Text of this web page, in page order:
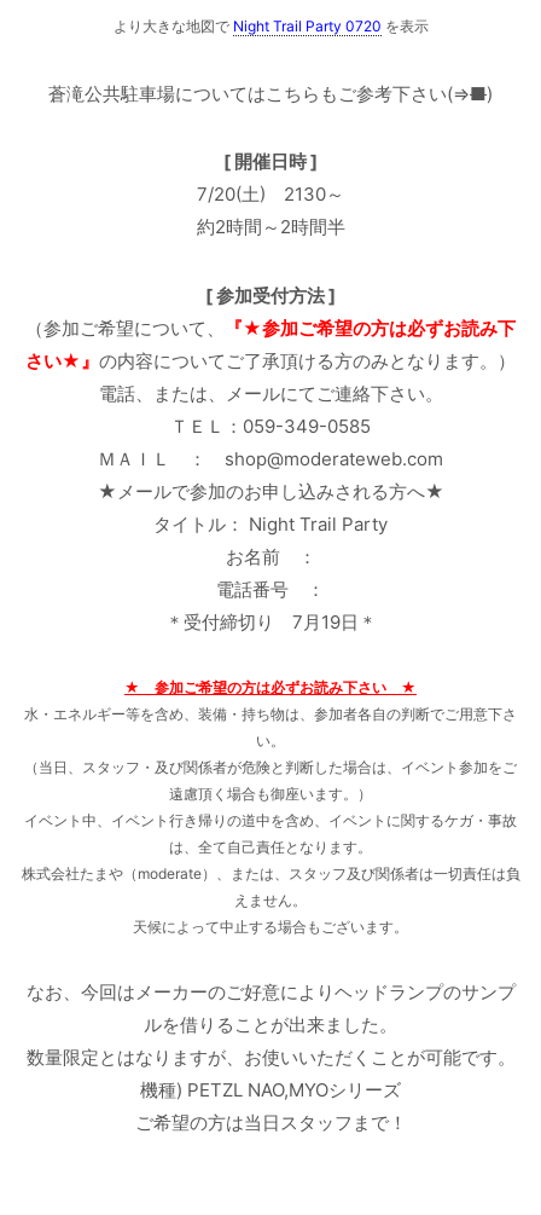
より大きな地図で Night Trail Party 0720 を表示
蒼滝公共駐車場についてはこちらもご参考下さい(⇒■)
[ 開催日時 ]
7/20(土) 2130～
約2時間～2時間半
[ 参加受付方法 ]
（参加ご希望について、
『★参加ご希望の方は必ずお読み下
さい★』 の内容についてご了承頂ける方のみとなります。）
電話、または、メールにてご連絡下さい。
ＴＥＬ：059-349-0585
ＭＡＩＬ ： shop@moderateweb.com
★メールで参加のお申し込みされる方へ★
タイトル： Night Trail Party
お名前 ：
電話番号 ：
＊受付締切り 7月19日＊
★ 参加ご希望の方は必ずお読み下さい ★
水・エネルギー等を含め、装備・持ち物は、参加者各自の判断でご用意下さ
い。
（当日、スタッフ・及び関係者が危険と判断した場合は、イベント参加をご
遠慮頂く場合も御座います。）
イベント中、イベント行き帰りの道中を含め、イベントに関するケガ・事故
は、全て自己責任となります。
株式会社たまや（moderate）、または、スタッフ及び関係者は一切責任は負
えません。
天候によって中止する場合もございます。
なお、今回はメーカーのご好意によりヘッドランプのサンプ
ルを借りることが出来ました。
数量限定とはなりますが、お使いいただくことが可能です。
機種) PETZL NAO,MYOシリーズ
ご希望の方は当日スタッフまで！